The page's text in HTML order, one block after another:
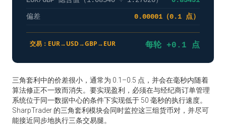
偏差 0.00001（0.1 点）
交易：EUR→USD→GBP→EUR 每轮 +0.1 点
三角套利中的价差很小，通常为 0.1–0.5 点，并会在毫秒内随着
算法修正不一致而消失。要实现盈利，必须在与经纪商订单管理
系统位于同一数据中心的条件下实现低于 50 毫秒的执行速度。
SharpTrader 的三角套利模块会同时监控这三组货币对，并尽可
能接近同步地执行三条交易腿。